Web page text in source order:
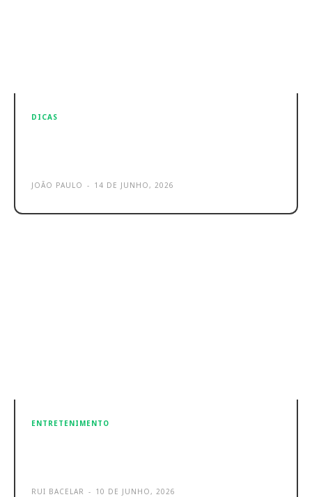
DICAS
JOÃO PAULO - 14 DE JUNHO, 2026
ENTRETENIMENTO
RUI BACELAR - 10 DE JUNHO, 2026